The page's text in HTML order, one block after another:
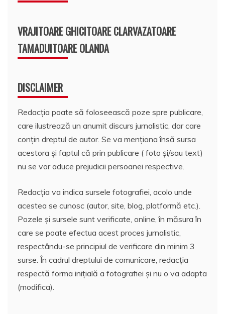
VRAJITOARE GHICITOARE CLARVAZATOARE
TAMADUITOARE OLANDA
DISCLAIMER
Redacția poate să foloseească poze spre publicare,
care ilustrează un anumit discurs jurnalistic, dar care
conțin dreptul de autor. Se va menționa însă sursa
acestora și faptul că prin publicare ( foto și/sau text)
nu se vor aduce prejudicii persoanei respective.
Redacția va indica sursele fotografiei, acolo unde
acestea se cunosc (autor, site, blog, platformă etc.).
Pozele și sursele sunt verificate, online, în măsura în
care se poate efectua acest proces jurnalistic,
respectându-se principiul de verificare din minim 3
surse. În cadrul dreptului de comunicare, redacția
respectă forma inițială a fotografiei și nu o va adapta
(modifica).